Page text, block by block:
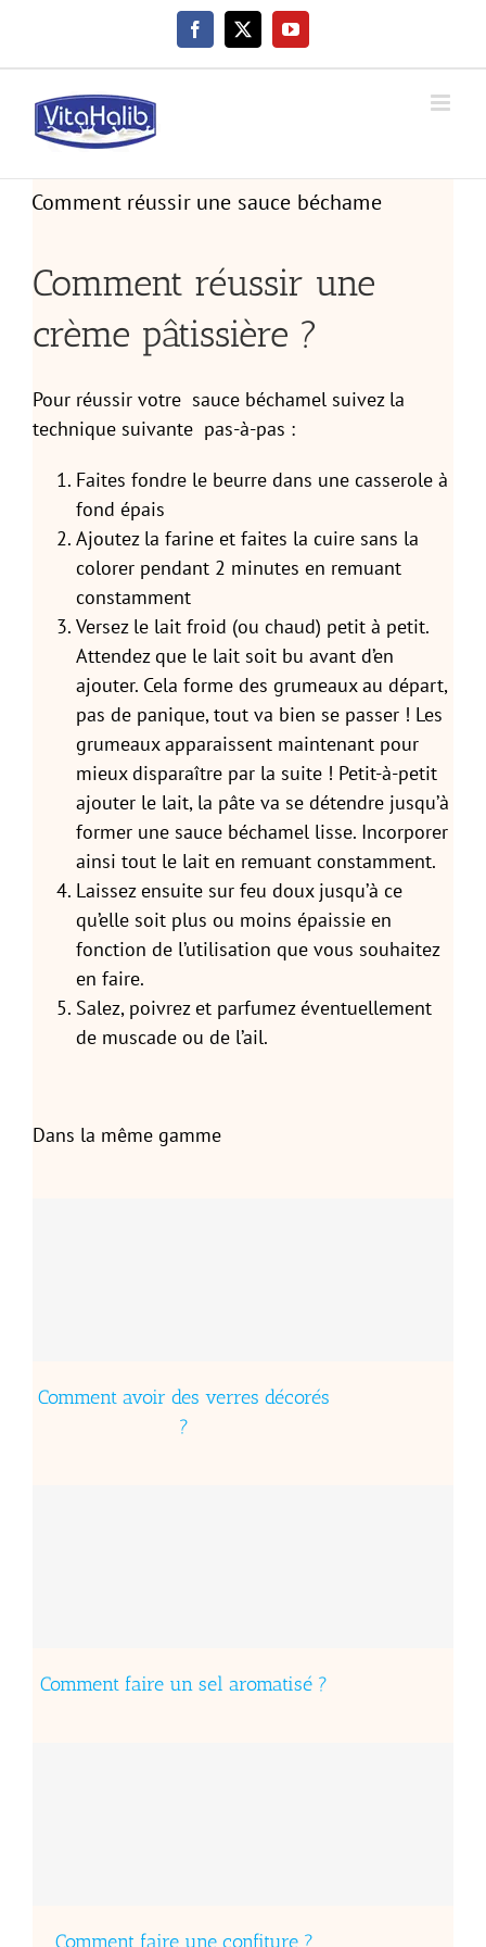
content
Facebook
X YouTube
Comment réussir une
crème pâtissière ?
Pour réussir votre sauce béchamel suivez la
technique suivante pas-à-pas :
Faites fondre le beurre dans une casserole à
fond épais
Ajoutez la farine et faites la cuire sans la
colorer pendant 2 minutes en remuant
constamment
Versez le lait froid (ou chaud) petit à petit.
Attendez que le lait soit bu avant d’en
ajouter. Cela forme des grumeaux au départ,
pas de panique, tout va bien se passer ! Les
grumeaux apparaissent maintenant pour
mieux disparaître par la suite ! Petit-à-petit
ajouter le lait, la pâte va se détendre jusqu’à
former une sauce béchamel lisse. Incorporer
ainsi tout le lait en remuant constamment.
Laissez ensuite sur feu doux jusqu’à ce
qu’elle soit plus ou moins épaissie en
fonction de l’utilisation que vous souhaitez
en faire.
Salez, poivrez et parfumez éventuellement
de muscade ou de l’ail.
Dans la même gamme
Comment avoir des verres décorés
?
Comment faire un sel aromatisé ?
Comment faire une confiture ?